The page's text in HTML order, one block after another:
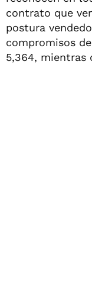
contrato que
postura
compromisos
5,364, mientras